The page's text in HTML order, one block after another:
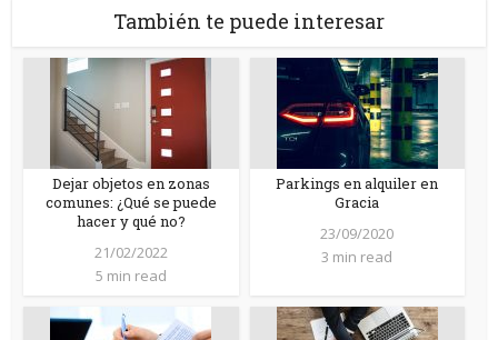
También te puede interesar
Dejar objetos en zonas
comunes: ¿Qué se puede
hacer y qué no?
21/02/2022
5 min read
Parkings en alquiler en
Gracia
23/09/2020
3 min read